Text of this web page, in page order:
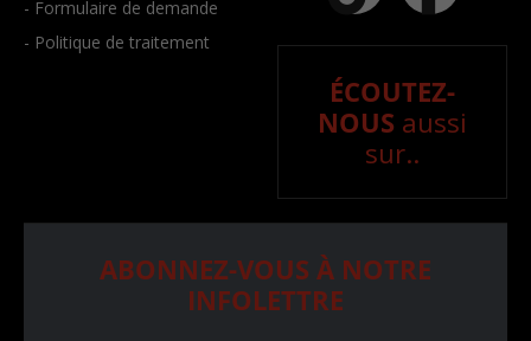
- Formulaire de demande
- Politique de traitement
ÉCOUTEZ-
NOUS aussi
sur..
ABONNEZ-VOUS À NOTRE
INFOLETTRE